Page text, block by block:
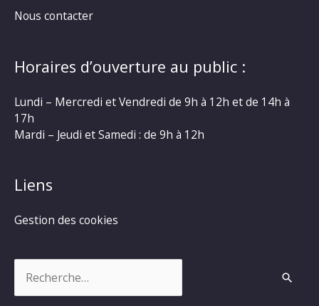
Nous contacter
Horaires d’ouverture au public :
Lundi – Mercredi et Vendredi de 9h à 12h et de 14h à
17h
Mardi – Jeudi et Samedi : de 9h à 12h
Liens
Gestion des cookies